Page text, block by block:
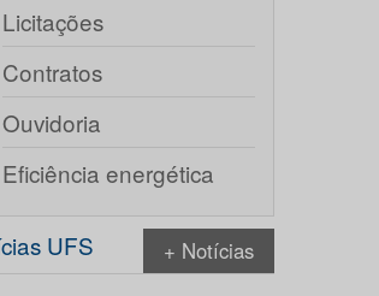
Licitações
Contratos
Ouvidoria
Eficiência energética
UFS + Notícias